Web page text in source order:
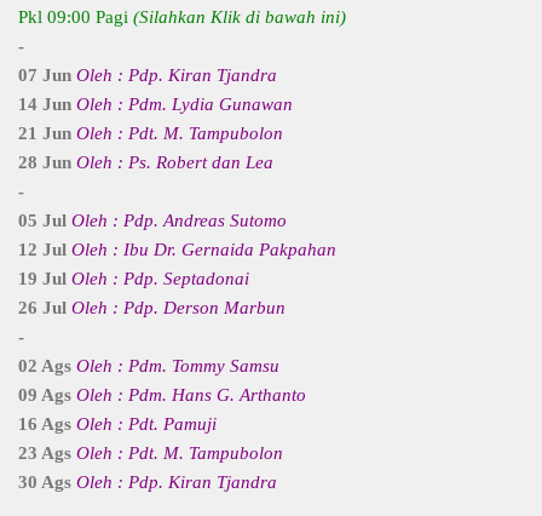
Pkl 09:00 Pagi (Silahkan Klik di bawah ini)
-
07 Jun Oleh : Pdp. Kiran Tjandra
14 Jun Oleh : Pdm. Lydia Gunawan
21 Jun Oleh : Pdt. M. Tampubolon
28 Jun Oleh : Ps. Robert dan Lea
-
05 Jul Oleh : Pdp. Andreas Sutomo
12 Jul Oleh : Ibu Dr. Gernaida Pakpahan
19 Jul Oleh : Pdp. Septadonai
26 Jul Oleh : Pdp. Derson Marbun
-
02 Ags Oleh : Pdm. Tommy Samsu
09 Ags Oleh : Pdm. Hans G. Arthanto
16 Ags Oleh : Pdt. Pamuji
23 Ags Oleh : Pdt. M. Tampubolon
30 Ags Oleh : Pdp. Kiran Tjandra